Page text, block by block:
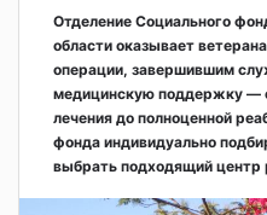
Отделение Социального
области оказывает
операции, завершившим
медицинскую поддержку —
лечения до полноценной
фонда индивидуально
выбрать подходящий центр